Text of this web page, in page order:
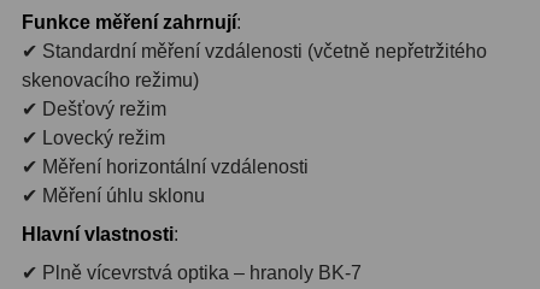
Planetární2
Barevné66
Barlow čočky65
Barlow 2x38
Barlow 3x 12
Barlow 4x3
Funkce měření zahrnují:
✔ Standardní měření vzdálenosti (včetně nepřetržitého
skenovacího režimu)
✔ Dešťový režim
✔ Lovecký režim
✔ Měření horizontální vzdálenosti
✔ Měření úhlu sklonu
Hlavní vlastnosti:
✔ Plně vícevrstvá optika – hranoly BK-7